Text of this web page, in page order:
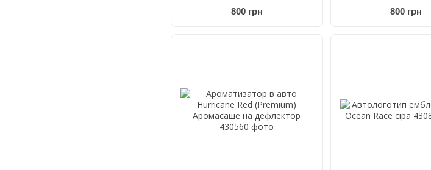
800 грн 800 грн